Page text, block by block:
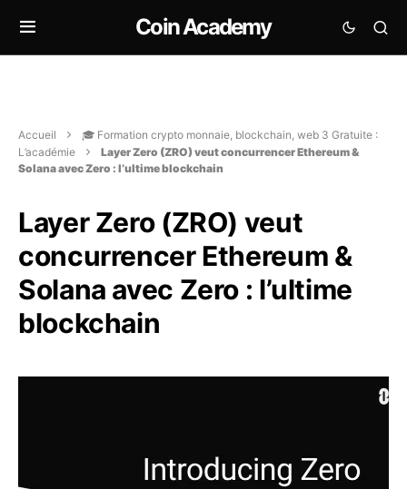
Coin Academy
Accueil
🎓 Formation crypto monnaie, blockchain, web 3 Gratuite :
L’académie
Layer Zero (ZRO) veut concurrencer Ethereum &
Solana avec Zero : l’ultime blockchain
Layer Zero (ZRO) veut
concurrencer Ethereum &
Solana avec Zero : l’ultime
blockchain